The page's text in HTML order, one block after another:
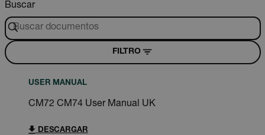
Buscar
FILTRO
USER MANUAL
CM72 CM74 User Manual UK
DESCARGAR